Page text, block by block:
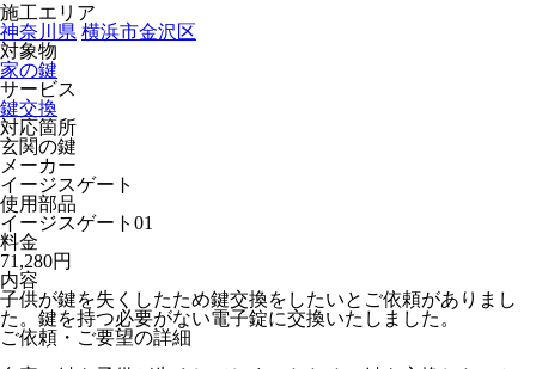
施工エリア
神奈川県 横浜市金沢区
対象物
家の鍵
サービス
鍵交換
対応箇所
玄関の鍵
メーカー
イージスゲート
使用部品
イージスゲート01
料金
71,280円
内容
子供が鍵を失くしたため鍵交換をしたいとご依頼がありまし
た。鍵を持つ必要がない電子錠に交換いたしました。
ご依頼・ご要望の詳細